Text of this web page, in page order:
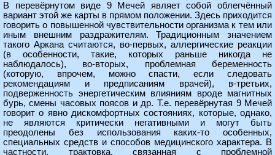
В перевёрнутом виде 9 Мечей являет собой облегчённый
вариант этой же карты в прямом положении. Здесь приходится
говорить о повышенной чувствительности организма к тем или
иным внешним раздражителям. Традиционным значением
такого Аркана считаются, во-первых, аллергические реакции
(в особенности, такие, которых раньше никогда не
наблюдалось), во-вторых, проблемная беременность
(которую, впрочем, можно спасти, если следовать
рекомендациям и предписаниям врачей), в-третьих,
подверженность энергетическим влияниям вроде магнитных
бурь, смены часовых поясов и др. Т.е. перевёрнутая 9 Мечей
говорит о явно дискомфортных состояниях, которые, однако,
не являются критически негативными и могут быть
преодолены без использования каких-то особенных,
специальных средств и способов медицинского характера. В
частности, трактовка, связанная с проблемной